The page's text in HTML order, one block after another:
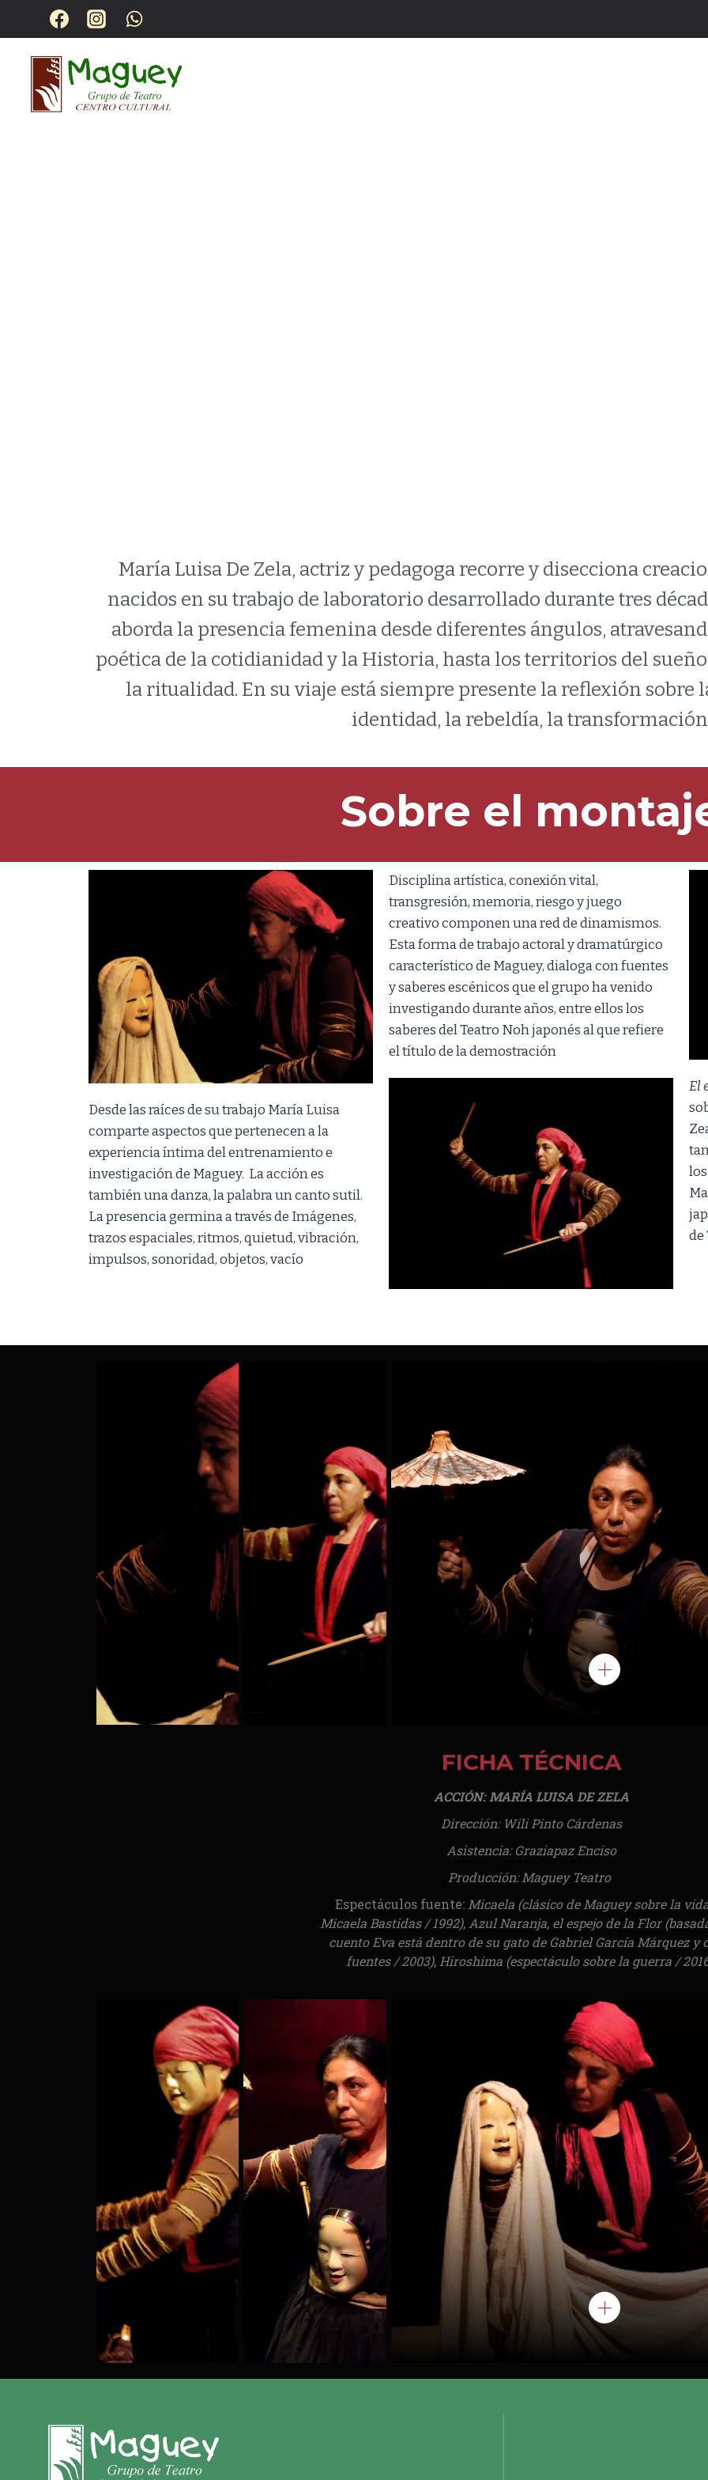
María Luisa De Zela, actriz y pedagoga recorre y disecciona
nacidos en su trabajo de laboratorio desarrollado durante tres
aborda la presencia femenina desde diferentes ángulos,
poética de la cotidianidad y la Historia, hasta los territorios del
la ritualidad. En su viaje está siempre presente la reflexión sobre
identidad, la rebeldía, la
Sobre el
Desde las raíces de su trabajo María Luisa
comparte aspectos que pertenecen a la
experiencia íntima del entrenamiento e
investigación de Maguey. La acción es
también una danza, la palabra un canto sutil.
La presencia germina a través de Imágenes,
trazos espaciales, ritmos, quietud, vibración,
impulsos, sonoridad, objetos, vacío
Disciplina artística, conexión vital,
transgresión, memoria, riesgo y juego
creativo componen una red de dinamismos.
Esta forma de trabajo actoral y dramatúrgico
característico de Maguey, dialoga con fuentes
y saberes escénicos que el grupo ha venido
investigando durante años, entre ellos los
saberes del Teatro Noh japonés al que refiere
el título de la demostración
El
de
FICHA TÉCNICA
ACCIÓN: MARÍA LUISA DE ZELA
Dirección: Wili Pinto Cárdenas
Asistencia: Graziapaz Enciso
Producción: Maguey Teatro
Espectáculos fuente: Micaela (clásico de Maguey sobre la
Micaela Bastidas / 1992),Azul Naranja, el espejo de la Flor
cuento Eva está dentro de su gato de Gabriel García Márquez y
fuentes / 2003),Hiroshima (espectáculo sobre la guerra /